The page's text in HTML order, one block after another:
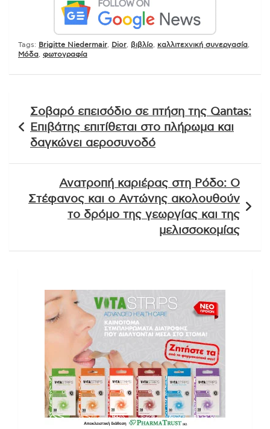
Tags: Brigitte Niedermair Dior βιβλίο καλλιτεχνική συνεργασία
Μόδα φωτογραφία
άρθρων
Σοβαρό επεισόδιο σε πτήση της Qantas:
Επιβάτης επιτίθεται στο πλήρωμα και
δαγκώνει αεροσυνοδό
Ανατροπή καριέρας στη Ρόδο: Ο
Στέφανος και ο Αντώνης ακολουθούν
το δρόμο της γεωργίας και της
μελισσοκομίας